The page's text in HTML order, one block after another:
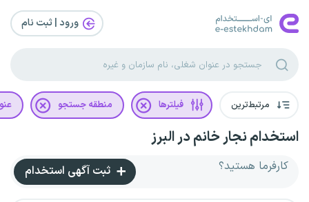
ورود | ثبت‌ نام
مرتبط‌ترین فیلترها منطقه جستجو
استخدام نجار خانم در البرز
کارفرما هستید؟ ثبت آگهی استخدام